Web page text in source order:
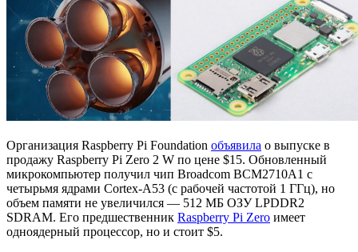
Организация Raspberry Pi Foundation объявила о выпуске в
продажу Raspberry Pi Zero 2 W по цене $15. Обновленный
микрокомпьютер получил чип Broadcom BCM2710A1 с
четырьмя ядрами Cortex-A53 (с рабочей частотой 1 ГГц), но
объем памяти не увеличился — 512 МБ ОЗУ LPDDR2
SDRAM. Его предшественник Raspberry Pi Zero имеет
одноядерный процессор, но и стоит $5.